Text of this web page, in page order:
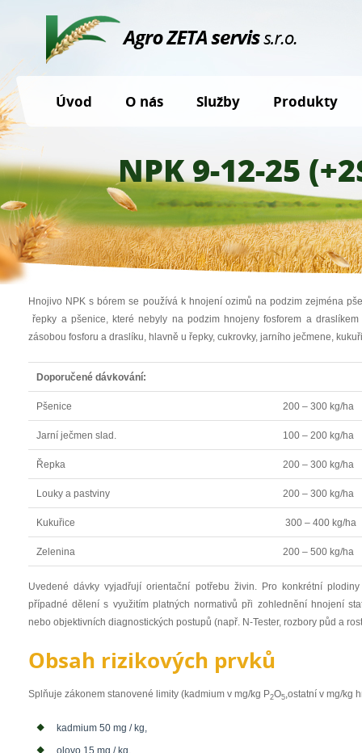
Úvod O nás Služby Produkty
NPK 9-12-25
Hnojivo NPK s bórem se používá k hnojení ozimů na podzim zejména
řepky a pšenice, které nebyly na podzim hnojeny fosforem a
zásobou fosforu a draslíku, hlavně u řepky, cukrovky, jarního ječmene,
Doporučené dávkování:
Pšenice 200 – 300 kg/ha
Jarní ječmen slad. 100 – 200 kg/ha
Řepka 200 – 300 kg/ha
Louky a pastviny 200 – 300 kg/ha
Kukuřice 300 – 400 kg/ha
Zelenina 200 – 500 kg/ha
Uvedené dávky vyjadřují orientační potřebu živin. Pro konkrétní
případné dělení s využitím platných normativů při zohlednění hnojení
nebo objektivních diagnostických postupů (např. N-Tester, rozbory půd a
Obsah rizikových prvků
Splňuje zákonem stanovené limity (kadmium v mg/kg P2O5,ostatní v mg/kg
kadmium 50 mg / kg,